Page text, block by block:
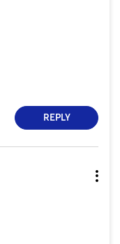
REPLY